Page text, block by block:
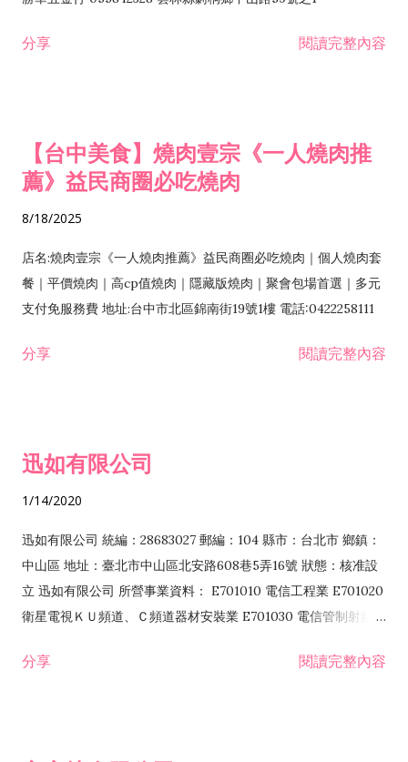
分享 閱讀完整內容
【台中美食】燒肉壹宗《一人燒肉推
薦》益民商圈必吃燒肉
8/18/2025
店名:燒肉壹宗《一人燒肉推薦》益民商圈必吃燒肉｜個人燒肉套
餐｜平價燒肉｜高cp值燒肉｜隱藏版燒肉｜聚會包場首選｜多元
支付免服務費 地址:台中市北區錦南街19號1樓 電話:0422258111
分享 閱讀完整內容
迅如有限公司
1/14/2020
迅如有限公司 統編：28683027 郵編：104 縣市：台北市 鄉鎮：
中山區 地址：臺北市中山區北安路608巷5弄16號 狀態：核准設
立 迅如有限公司 所營事業資料： E701010 電信工程業 E701020
衛星電視ＫＵ頻道、Ｃ頻道器材安裝業 E701030 電信管制射頻器
程業 I102010 投資顧問業 I301010 資訊軟體服務業 I301030 電
分享 閱讀完整內容